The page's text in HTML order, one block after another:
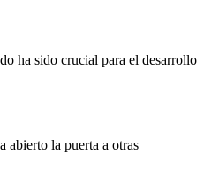
ha sido crucial para el desarrollo
abierto la puerta a otras